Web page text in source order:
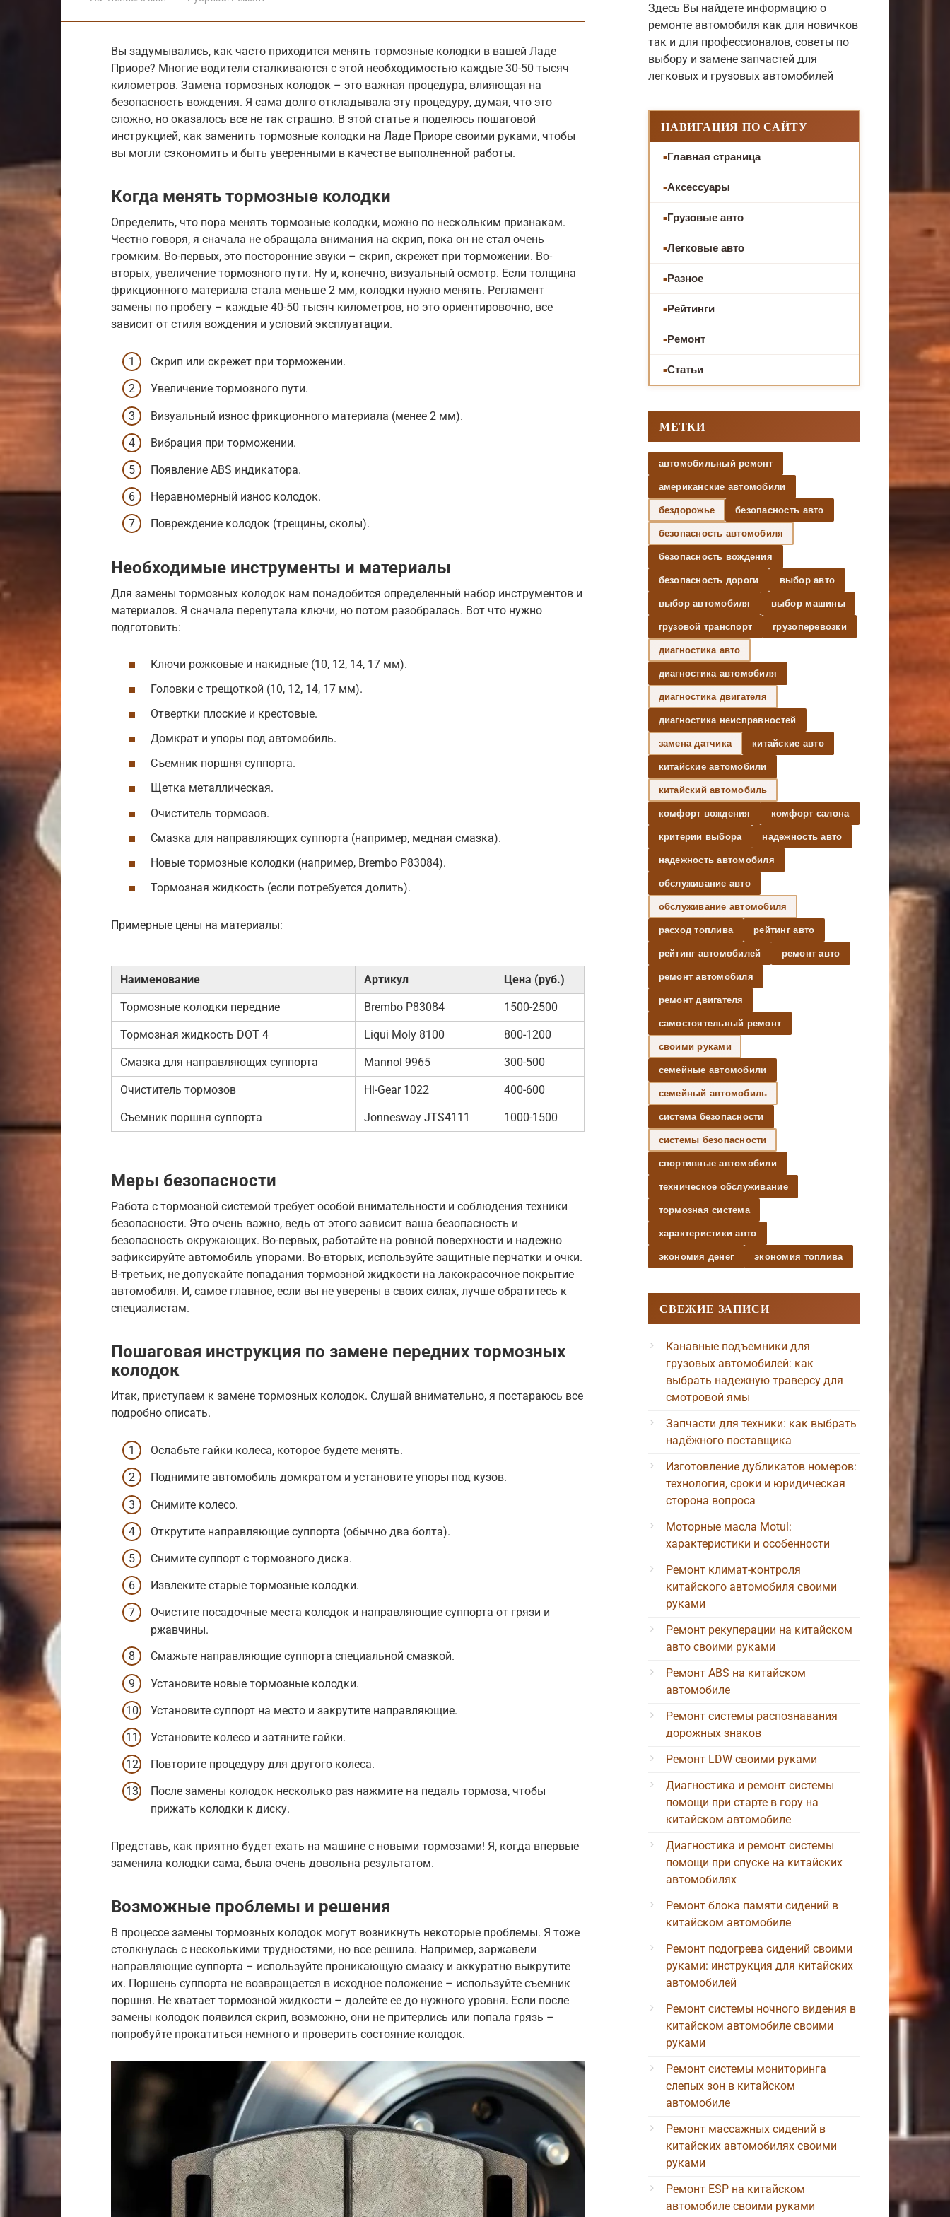
Вы задумывались, как часто приходится менять тормозные колодки в вашей Ладе
Приоре? Многие водители сталкиваются с этой необходимостью каждые 30-50 тысяч
километров. Замена тормозных колодок – это важная процедура, влияющая на
безопасность вождения. Я сама долго откладывала эту процедуру, думая, что это
сложно, но оказалось все не так страшно. В этой статье я поделюсь пошаговой
инструкцией, как заменить тормозные колодки на Ладе Приоре своими руками, чтобы
вы могли сэкономить и быть уверенными в качестве выполненной работы.
Когда менять тормозные колодки
Определить, что пора менять тормозные колодки, можно по нескольким признакам.
Честно говоря, я сначала не обращала внимания на скрип, пока он не стал очень
громким. Во-первых, это посторонние звуки – скрип, скрежет при торможении. Во-
вторых, увеличение тормозного пути. Ну и, конечно, визуальный осмотр. Если толщина
фрикционного материала стала меньше 2 мм, колодки нужно менять. Регламент
замены по пробегу – каждые 40-50 тысяч километров, но это ориентировочно, все
зависит от стиля вождения и условий эксплуатации.
Скрип или скрежет при торможении.
Увеличение тормозного пути.
Визуальный износ фрикционного материала (менее 2 мм).
Вибрация при торможении.
Появление ABS индикатора.
Неравномерный износ колодок.
Повреждение колодок (трещины, сколы).
Необходимые инструменты и материалы
Для замены тормозных колодок нам понадобится определенный набор инструментов и
материалов. Я сначала перепутала ключи, но потом разобралась. Вот что нужно
подготовить:
Ключи рожковые и накидные (10, 12, 14, 17 мм).
Головки с трещоткой (10, 12, 14, 17 мм).
Отвертки плоские и крестовые.
Домкрат и упоры под автомобиль.
Съемник поршня суппорта.
Щетка металлическая.
Очиститель тормозов.
Смазка для направляющих суппорта (например, медная смазка).
Новые тормозные колодки (например, Brembo P83084).
Тормозная жидкость (если потребуется долить).
Примерные цены на материалы:
Наименование Артикул Цена (руб.)
Тормозные колодки передние Brembo P83084 1500-2500
Тормозная жидкость DOT 4 Liqui Moly 8100 800-1200
Смазка для направляющих суппорта Mannol 9965 300-500
Очиститель тормозов Hi-Gear 1022 400-600
Съемник поршня суппорта Jonnesway JTS4111 1000-1500
Меры безопасности
Работа с тормозной системой требует особой внимательности и соблюдения техники
безопасности. Это очень важно, ведь от этого зависит ваша безопасность и
безопасность окружающих. Во-первых, работайте на ровной поверхности и надежно
зафиксируйте автомобиль упорами. Во-вторых, используйте защитные перчатки и очки.
В-третьих, не допускайте попадания тормозной жидкости на лакокрасочное покрытие
автомобиля. И, самое главное, если вы не уверены в своих силах, лучше обратитесь к
специалистам.
Пошаговая инструкция по замене передних тормозных
колодок
Итак, приступаем к замене тормозных колодок. Слушай внимательно, я постараюсь все
подробно описать.
Ослабьте гайки колеса, которое будете менять.
Поднимите автомобиль домкратом и установите упоры под кузов.
Снимите колесо.
Открутите направляющие суппорта (обычно два болта).
Снимите суппорт с тормозного диска.
Извлеките старые тормозные колодки.
Очистите посадочные места колодок и направляющие суппорта от грязи и
ржавчины.
Смажьте направляющие суппорта специальной смазкой.
Установите новые тормозные колодки.
Установите суппорт на место и закрутите направляющие.
Установите колесо и затяните гайки.
Повторите процедуру для другого колеса.
После замены колодок несколько раз нажмите на педаль тормоза, чтобы
прижать колодки к диску.
Представь, как приятно будет ехать на машине с новыми тормозами! Я, когда впервые
заменила колодки сама, была очень довольна результатом.
Возможные проблемы и решения
В процессе замены тормозных колодок могут возникнуть некоторые проблемы. Я тоже
столкнулась с несколькими трудностями, но все решила. Например, заржавели
направляющие суппорта – используйте проникающую смазку и аккуратно выкрутите
их. Поршень суппорта не возвращается в исходное положение – используйте съемник
поршня. Не хватает тормозной жидкости – долейте ее до нужного уровня. Если после
замены колодок появился скрип, возможно, они не притерлись или попала грязь –
попробуйте прокатиться немного и проверить состояние колодок.
Здесь Вы найдете информацию о
ремонте автомобиля как для новичков
так и для профессионалов, советы по
выбору и замене запчастей для
легковых и грузовых автомобилей
НАВИГАЦИЯ ПО САЙТУ
Главная страница
Аксессуары
Грузовые авто
Легковые авто
Разное
Рейтинги
Ремонт
Статьи
МЕТКИ
автомобильный ремонт
американские автомобили
бездорожье безопасность авто
безопасность автомобиля
безопасность вождения
безопасность дороги выбор авто
выбор автомобиля выбор машины
грузовой транспорт грузоперевозки
диагностика авто
диагностика автомобиля
диагностика двигателя
диагностика неисправностей
замена датчика китайские авто
китайские автомобили
китайский автомобиль
комфорт вождения комфорт салона
критерии выбора надежность авто
надежность автомобиля
обслуживание авто
обслуживание автомобиля
расход топлива рейтинг авто
рейтинг автомобилей ремонт авто
ремонт автомобиля
ремонт двигателя
самостоятельный ремонт
своими руками
семейные автомобили
семейный автомобиль
система безопасности
системы безопасности
спортивные автомобили
техническое обслуживание
тормозная система
характеристики авто
экономия денег экономия топлива
СВЕЖИЕ ЗАПИСИ
Канавные подъемники для
грузовых автомобилей: как
выбрать надежную траверсу для
смотровой ямы
Запчасти для техники: как выбрать
надёжного поставщика
Изготовление дубликатов номеров:
технология, сроки и юридическая
сторона вопроса
Моторные масла Motul:
характеристики и особенности
Ремонт климат-контроля
китайского автомобиля своими
руками
Ремонт рекуперации на китайском
авто своими руками
Ремонт ABS на китайском
автомобиле
Ремонт системы распознавания
дорожных знаков
Ремонт LDW своими руками
Диагностика и ремонт системы
помощи при старте в гору на
китайском автомобиле
Диагностика и ремонт системы
помощи при спуске на китайских
автомобилях
Ремонт блока памяти сидений в
китайском автомобиле
Ремонт подогрева сидений своими
руками: инструкция для китайских
автомобилей
Ремонт системы ночного видения в
китайском автомобиле своими
руками
Ремонт системы мониторинга
слепых зон в китайском
автомобиле
Ремонт массажных сидений в
китайских автомобилях своими
руками
Ремонт ESP на китайском
автомобиле своими руками